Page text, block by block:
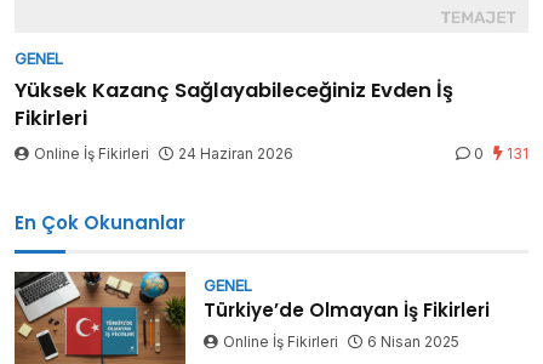
GENEL
Yüksek Kazanç Sağlayabileceğiniz Evden İş
Fikirleri
Online İş Fikirleri 24 Haziran 2026 0 131
En Çok Okunanlar
GENEL
Türkiye’de Olmayan İş Fikirleri
Online İş Fikirleri 6 Nisan 2025